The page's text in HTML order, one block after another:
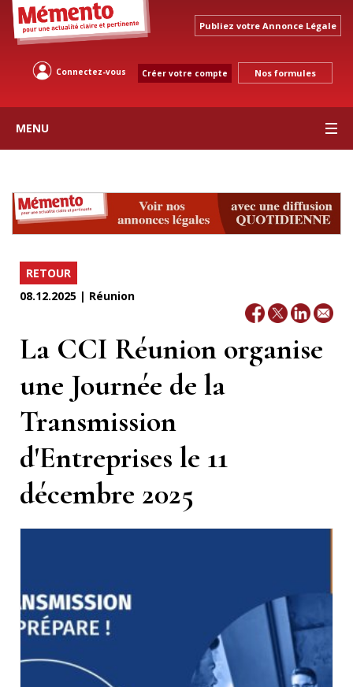
Publiez votre Annonce Légale
Connectez-vous Créer votre compte Nos formules
MENU
RETOUR
08.12.2025 | Réunion
La CCI Réunion organise
une Journée de la
Transmission
d'Entreprises le 11
décembre 2025